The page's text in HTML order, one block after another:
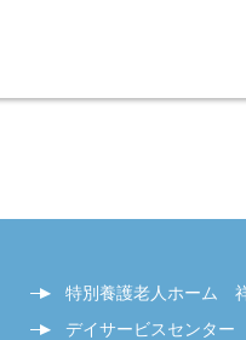
特別養護老人ホーム
デイサービスセンタ